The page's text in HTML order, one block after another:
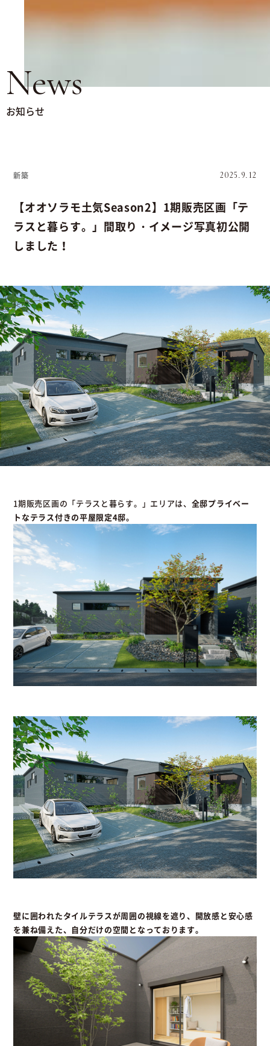
News
お知らせ
新築 2025.9.12
【オオソラモ土気Season2】1期販売区画「テ
ラスと暮らす。」間取り・イメージ写真初公開
しました！
1期販売区画の「テラスと暮らす。」エリアは、 全邸プライベー
トなテラス付きの平屋限定4邸。
壁に囲われたタイルテラスが周囲の視線を遮り、開放感と安心感
を兼ね備えた、自分だけの空間となっております。